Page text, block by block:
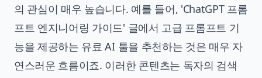
의 관심이 매우 높습니다. 예를 들어, 'ChatGPT 프롬
프트 엔지니어링 가이드' 글에서 고급 프롬프트 기
능을 제공하는 유료 AI 툴을 추천하는 것은 매우 자
연스러운 흐름이죠. 이러한 콘텐츠는 독자의 검색